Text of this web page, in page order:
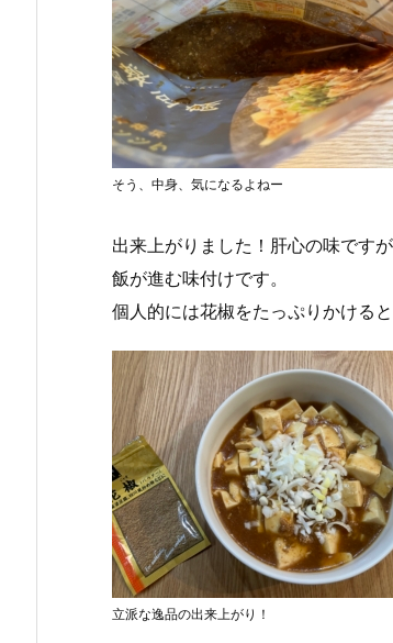
そう、中身、気になるよねー
出来上がりました！肝心の味です
飯が進む味付けです。
個人的には花椒をたっぷりかける
立派な逸品の出来上がり！